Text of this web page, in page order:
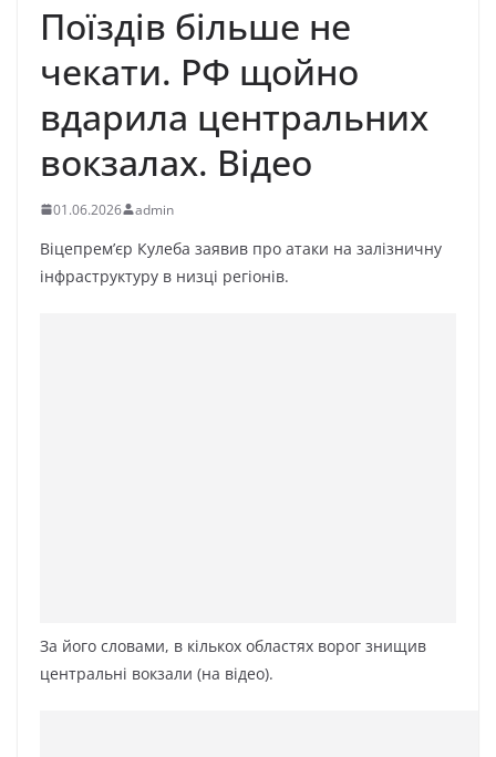
Поїздів більше не
чекати. РФ щойно
вдарила центральних
вокзалах. Відео
01.06.2026 admin
Віцепрем’єр Кулеба заявив про атаки на залізничну
інфраструктуру в низці регіонів.
За його словами, в кількох областях ворог знищив
центральні вокзали (на відео).